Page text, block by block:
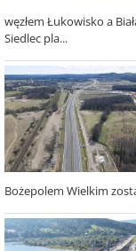
węzłem Łukowisko a
Siedlec pla...
Bożepolem Wielkim